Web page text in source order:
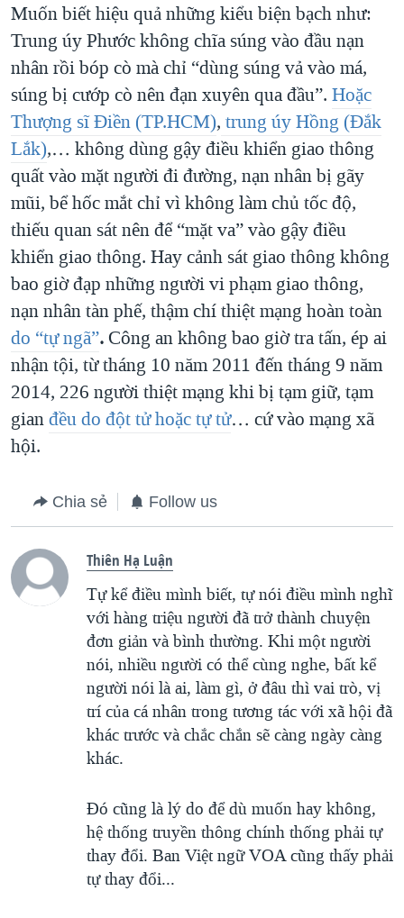
Muốn biết hiệu quả những kiểu biện bạch như:
Trung úy Phước không chĩa súng vào đầu nạn
nhân rồi bóp cò mà chỉ “dùng súng vả vào má,
súng bị cướp cò nên đạn xuyên qua đầu”. Hoặc
Thượng sĩ Điền (TP.HCM), trung úy Hồng (Đắk
Lắk),… không dùng gậy điều khiển giao thông
quất vào mặt người đi đường, nạn nhân bị gãy
mũi, bể hốc mắt chỉ vì không làm chủ tốc độ,
thiếu quan sát nên để “mặt va” vào gậy điều
khiển giao thông. Hay cảnh sát giao thông không
bao giờ đạp những người vi phạm giao thông,
nạn nhân tàn phế, thậm chí thiệt mạng hoàn toàn
do “tự ngã”. Công an không bao giờ tra tấn, ép ai
nhận tội, từ tháng 10 năm 2011 đến tháng 9 năm
2014, 226 người thiệt mạng khi bị tạm giữ, tạm
gianđều do đột tử hoặc tự tử… cứ vào mạng xã
hội.
Chia sẻ Follow us
Thiên Hạ Luận
Tự kể điều mình biết, tự nói điều mình nghĩ
với hàng triệu người đã trở thành chuyện
đơn giản và bình thường. Khi một người
nói, nhiều người có thể cùng nghe, bất kể
người nói là ai, làm gì, ở đâu thì vai trò, vị
trí của cá nhân trong tương tác với xã hội đã
khác trước và chắc chắn sẽ càng ngày càng
khác.
Đó cũng là lý do để dù muốn hay không,
hệ thống truyền thông chính thống phải tự
thay đổi. Ban Việt ngữ VOA cũng thấy phải
tự thay đổi...